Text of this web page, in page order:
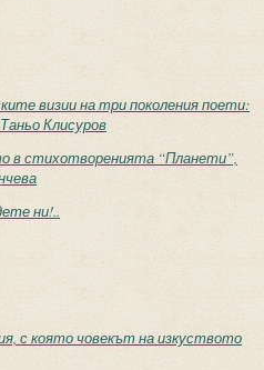
визии на три поколения поети:
Клисуров
в стихотворенията “Планети”,
ни!..
с която човекът на изкуството